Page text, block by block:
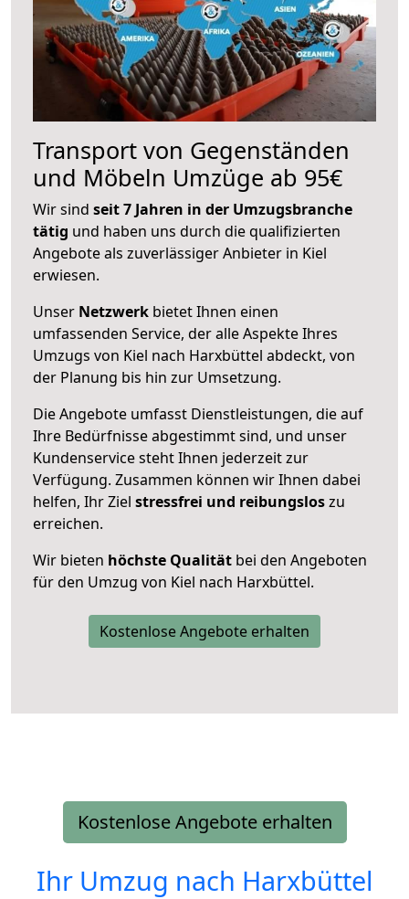
Transport von Gegenständen
und Möbeln Umzüge ab 95€
Wir sind seit 7 Jahren in der Umzugsbranche
tätig und haben uns durch die qualifizierten
Angebote als zuverlässiger Anbieter in Kiel
erwiesen.
Unser Netzwerk bietet Ihnen einen
umfassenden Service, der alle Aspekte Ihres
Umzugs von Kiel nach Harxbüttel abdeckt, von
der Planung bis hin zur Umsetzung.
Die Angebote umfasst Dienstleistungen, die auf
Ihre Bedürfnisse abgestimmt sind, und unser
Kundenservice steht Ihnen jederzeit zur
Verfügung. Zusammen können wir Ihnen dabei
helfen, Ihr Ziel stressfrei und reibungsloszu
erreichen.
Wir bieten höchste Qualität bei den Angeboten
für den Umzug von Kiel nach Harxbüttel.
Kostenlose Angebote erhalten
Kostenlose Angebote erhalten
Ihr Umzug nach Harxbüttel